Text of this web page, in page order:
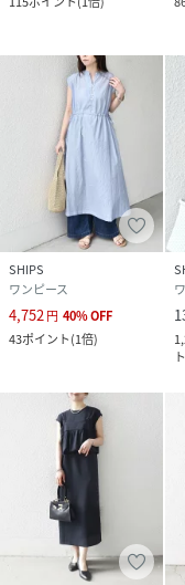
※汗や雨等の水分や
※着用、洗濯時のス
ありますのでご注意
※濡れたまま放置す
る場合がありますの
※保管の際は窓際を
※末永く愛用頂く為
上、着用又はお取り
※画像の商品はサンプ
実際の商品と仕様、
ます。
※商品の色味は、物
※こちらの商品はア
す。
SHIPSOUTLET各店
店舗へお問合せの際
いいたします。
その他のSHIPS各店
SHIPS
ワンピース
4,752 円 40%OFF
43ポイント(1倍)